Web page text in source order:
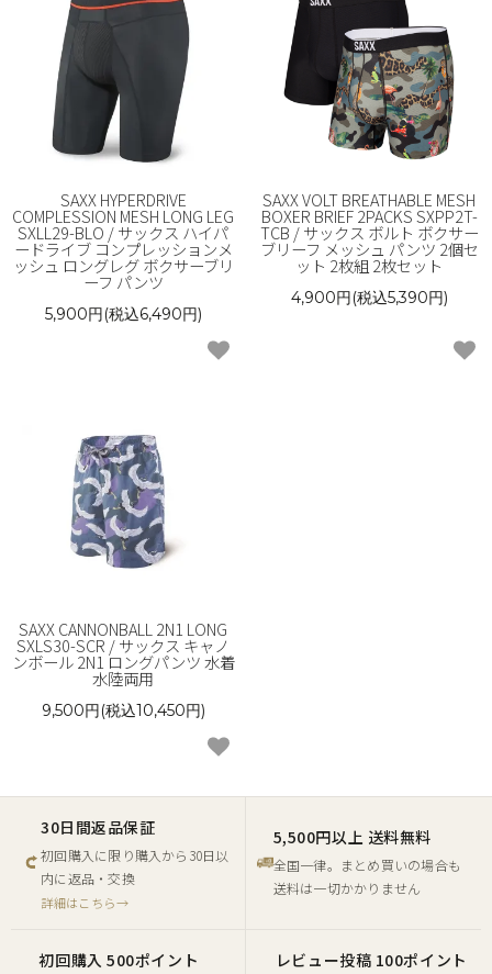
SAXX HYPERDRIVE
COMPLESSION MESH LONG LEG
SXLL29-BLO / サックス ハイパ
ードライブ コンプレッションメ
ッシュ ロングレグ ボクサーブリ
ーフ パンツ
5,900円(税込6,490円)
SAXX VOLT BREATHABLE MESH
BOXER BRIEF 2PACKS SXPP2T-
TCB / サックス ボルト ボクサー
ブリーフ メッシュ パンツ 2個セ
ット 2枚組 2枚セット
4,900円(税込5,390円)
SAXX CANNONBALL 2N1 LONG
SXLS30-SCR / サックス キャノ
ンボール 2N1 ロングパンツ 水着
水陸両用
9,500円(税込10,450円)
30日間返品保証
初回購入に限り購入から30日以
内に返品・交換
詳細はこちら→
5,500円以上 送料無料
全国一律。まとめ買いの場合も
送料は一切かかりません
初回購入 500ポイント レビュー投稿 100ポイント